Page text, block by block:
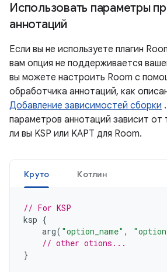
Использовать параметры
аннотаций
Если вы не используете плагин
вам опция не поддерживается
вы можете настроить Room с
обработчика аннотаций, как
Добавление зависимостей сборки
параметров аннотаций зависит от
ли вы KSP или KAPT для Room.
Круто Котлин
// For KSP
ksp {
arg( "option_name" ,
// other otions...
}